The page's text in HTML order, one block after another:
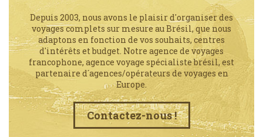
Depuis 2003, nous avons le plaisir d'organiser des
voyages complets sur mesure au Brésil, que nous
adaptons en fonction de vos souhaits, centres
d'intérêts et budget. Notre agence de voyages
francophone, agence voyage spécialiste brésil, est
partenaire d´agences/opérateurs de voyages en
Europe.
Contactez-nous !